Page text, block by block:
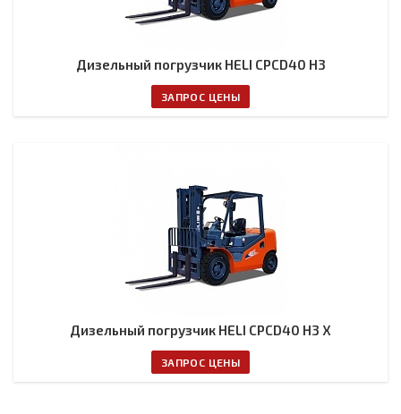
Дизельный погрузчик HELI CPCD40 H3
ЗАПРОС ЦЕНЫ
Дизельный погрузчик HELI CPCD40 H3 X
ЗАПРОС ЦЕНЫ